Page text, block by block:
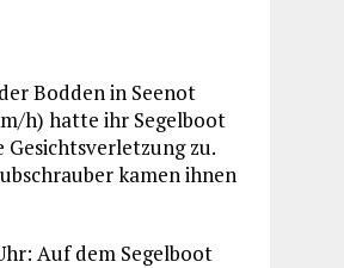
Bodden in Seenot
h) hatte ihr Segelboot
Gesichtsverletzung zu.
kamen ihnen
Auf dem Segelboot